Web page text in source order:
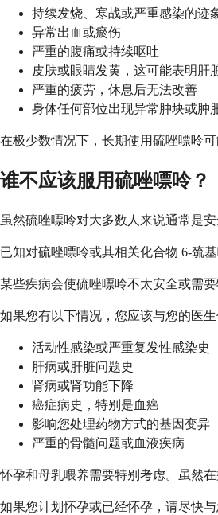
持续发烧、寒战或严重感染的迹
异常出血或瘀伤
严重的腹痛或持续呕吐
皮肤或眼睛发黄，这可能表明肝
严重的疲劳，休息后无法改善
身体任何部位出现异常肿块或肿
在极少数情况下，长期使用硫唑嘌呤
谁不应该服用硫唑嘌呤？
虽然硫唑嘌呤对大多数人来说通常是
已知对硫唑嘌呤或其相关化合物 6-巯
某些疾病会使硫唑嘌呤不太安全或需
如果您有以下情况，您应该与您的医生
活动性感染或严重复发性感染史
肝病或肝脏问题史
肾病或肾功能下降
癌症病史，特别是血癌
影响您处理药物方式的基因变异
严重的骨髓问题或血液疾病
怀孕和母乳喂养需要特别考虑。虽然
如果您计划怀孕或已经怀孕，请尽快